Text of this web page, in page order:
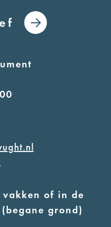
of in de
grond)